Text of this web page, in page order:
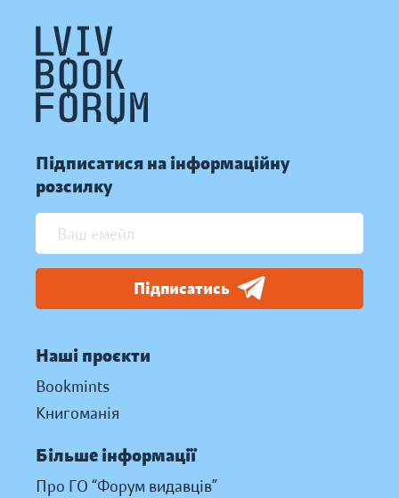
Підписатися на інформаційну
розсилку
Підписатись
Наші проєкти
Bookmints
Книгоманія
Більше інформації
Про ГО “Форум видавців”